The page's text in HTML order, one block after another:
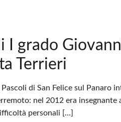
I grado
Terrieri
di San Felice sul Panaro
nel 2012 era insegnante
personali […]